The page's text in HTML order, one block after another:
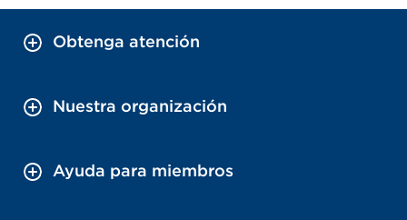
Obtenga atención
Nuestra organización
Ayuda para miembros